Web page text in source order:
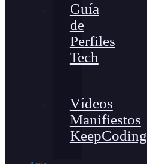
Guía
de
Perfiles
Tech
Vídeos
Manifiestos
KeepCoding